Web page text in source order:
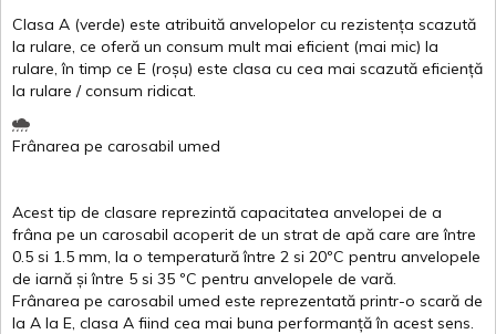
Clasa A (verde) este atribuită anvelopelor cu rezistența scazută
la rulare, ce oferă un consum mult mai eficient (mai mic) la
rulare,în timp ce E (roșu) este clasa cu cea mai scazută eficiență
la rulare /consum ridicat.
Frânarea pe carosabil umed
Acest tip de clasare reprezintă capacitatea anvelopei de a
frâna pe un carosabil acoperit de un strat de apă care areîntre
0.5 si 1.5 mm, la o temperatură între 2 si 20ºC pentru anvelopele
de iarnă și între 5 si 35 ºC pentru anvelopele de vară.
Frânarea pe carosabil umed este reprezentată printr-o scară de
la A la E, clasa A fiind cea mai buna performanță în acest sens.